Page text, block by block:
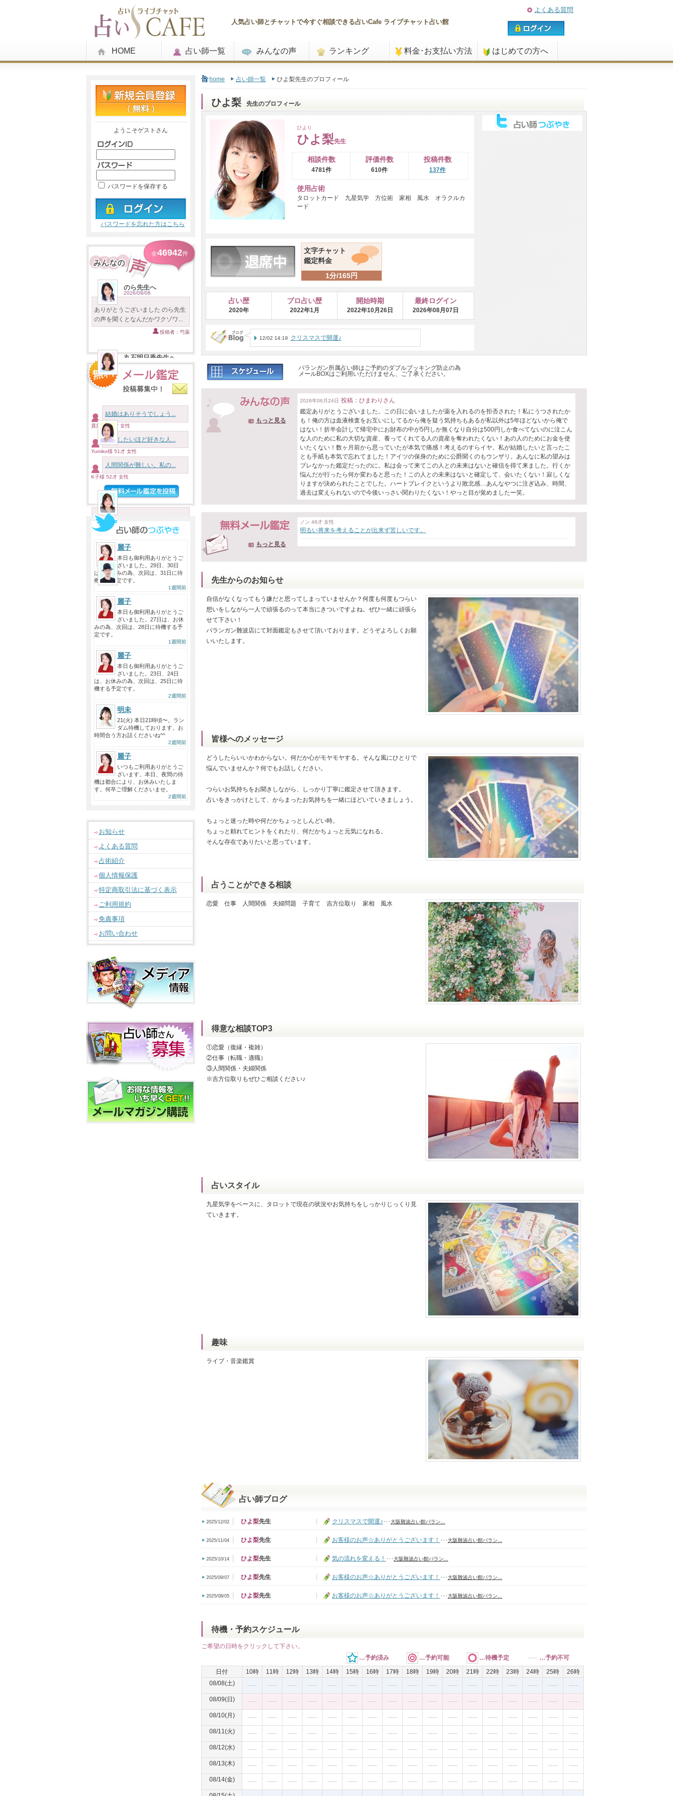
人気占い師とチャットで今すぐ相談できる占いCafe ライブチャット占い館
よくある質問
HOME 占い師一覧 みんなの声 ランキング 料金･お支払い方法 はじめての方へ
ようこそゲストさん
パスワードを保存する
パスワードを忘れた方はこちら
全46942件
のら先生へ
2026/08/06
ありがとうございました のら先生
の声を聞くとなんだかワクゾワ...
投稿者：芍薬
丸石明日香先生へ
2026/08/06
ありがとうございます 10分の鑑定
ですが濃ゆいです！！！ 私に...
アイナ先生へ
2026/08/06
今日は、初めましてで、zoomでみ
投稿者：SHIORI…
神星ネコ先生へ
2026/08/06
ネコ先生には何度相談しているだ
ろう…もう何かあれば勝手に手
バモス☆Gabi先生へ
2026/08/06
同じ関西人なのでとても親しみを
抱きました。短い時間でした
が、...
投稿者：まゆ
結婚はありそうでしょう...
貴族様 46才 女性
結婚したいほど好きな人...
Yumiko様 51才 女性
人間関係が難しい。私の...
K子様 52才 女性
麗子
本日も御利用ありがとうご
ざいました。29日、30日
は、お休みの為、次回は、31日に待
機する予定です。
1週間前
麗子
本日も御利用ありがとうご
ざいました。27日は、お休
みの為、次回は、28日に待機する予
定です。
1週間前
麗子
本日も御利用ありがとうご
ざいました。23日、24日
は、お休みの為、次回は、25日に待
機する予定です。
2週間前
明未
21(火) 本日21時頃〜。ラン
ダム待機しております。お
時間合う方お話くださいね^^
2週間前
麗子
いつもご利用ありがとうご
ざいます。本日、夜間の待
機は都合により、お休みいたしま
す。何卒ご理解くださいませ。
2週間前
お知らせ
よくある質問
占術紹介
個人情報保護
特定商取引法に基づく表示
ご利用規約
免責事項
お問い合わせ
home 占い師一覧 ひよ梨先生のプロフィール
ひよ梨 先生のプロフィール
ひより
ひよ梨先生
相談件数
4781件
評価件数
610件
投稿件数
137件
使用占術
タロットカード 九星気学 方位術 家相 風水 オラクルカ
ード
文字チャット
鑑定料金
1分/165円
占い歴
2020年
プロ占い歴
2022年1月
開始時期
2022年10月26日
最終ログイン
2026年08月07日
12/02 14:19 クリスマスで開運♪
バランガン所属占い師はご予約のダブルブッキング防止の為
メールBOXはご利用いただけません、ご了承ください。
もっと見る
2026年06月24日 投稿：ひまわりさん
鑑定ありがとうございました。この日に会いましたが薬を入れるのを拒否された！私にうつされたか
も！俺の方は血液検査をお互いにしてるから俺を疑う気持ちもあるが私以外は5年ほどないから俺で
はない！折半会計して帰宅中にお財布の中が5円しか無くなり自分は500円しか食べてないのに泣こん
な人のために私の大切な資産、養ってくれてる人の資産を奪われたくない！あの人のためにお金を使
いたくない！数ヶ月前から思っていたが本気で痛感！考えるのすらイヤ。私が結婚したいと言ったこ
とも手紙も本気で忘れてました！アイツの保身のために公爵聞くのもウンザリ。あんなに私の望みは
ブレなかった鑑定だったのに。私は会って来てこの人との未来はないと確信を得て来ました。行くか
悩んだが行ったら何か変わると思った！この人との未来はないと確定して、会いたくない！寂しくな
りますが決められたことでした。ハートブレイクというより敗北感…あんなやつに注ぎ込み、時間、
過去は変えられないので今後いっさい関わりたくない！やっと目が覚めましたー笑。
もっと見る
ノン 46才 女性
明るい将来を考えることが出来ず苦しいです。
先生からのお知らせ
自信がなくなってもう嫌だと思ってしまっていませんか？何度も何度もつらい
想いをしながら一人で頑張るのって本当にきついですよね。ぜひ一緒に頑張ら
せて下さい！
バランガン難波店にて対面鑑定もさせて頂いております。どうぞよろしくお願
いいたします。
皆様へのメッセージ
どうしたらいいかわからない。何だか心がモヤモヤする。そんな風にひとりで
悩んでいませんか？何でもお話しください。
つらいお気持ちをお聞きしながら、しっかり丁寧に鑑定させて頂きます。
占いをきっかけとして、からまったお気持ちを一緒にほどいていきましょう。
ちょっと迷った時や何だかちょっとしんどい時。
ちょっと頼れてヒントをくれたり、何だかちょっと元気になれる。
そんな存在でありたいと思っています。
占うことができる相談
恋愛 仕事 人間関係 夫婦問題 子育て 吉方位取り 家相 風水
得意な相談TOP3
①恋愛（復縁・複雑）
②仕事（転職・適職）
③人間関係・夫婦関係
※吉方位取りもぜひご相談ください♪
占いスタイル
九星気学をベースに、タロットで現在の状況やお気持ちをしっかりじっくり見
ていきます。
趣味
ライブ・音楽鑑賞
占い師ブログ
2025/12/02 ひよ梨先生 クリスマスで開運♪･･･大阪難波占い館バラン...
2025/11/04 ひよ梨先生 お客様のお声☆ありがとうございます！ ･･･大阪難波占い館バラン...
2025/10/14 ひよ梨先生 気の流れを変える！ ･･･大阪難波占い館バラン...
2025/09/07 ひよ梨先生 お客様のお声☆ありがとうございます！ ･･･大阪難波占い館バラン...
2025/08/05 ひよ梨先生 お客様のお声☆ありがとうございます！ ･･･大阪難波占い館バラン...
待機・予約スケジュール
ご希望の日時をクリックして下さい。
…予約済み
…予約可能 …待機予定
…予約不可
日付
10時 11時 12時 13時 14時 15時 16時 17時 18時 19時 20時 21時 22時 23時 24時 25時
26時
08/08(土)
08/09(日)
08/10(月)
08/11(火)
08/12(水)
08/13(木)
08/14(金)